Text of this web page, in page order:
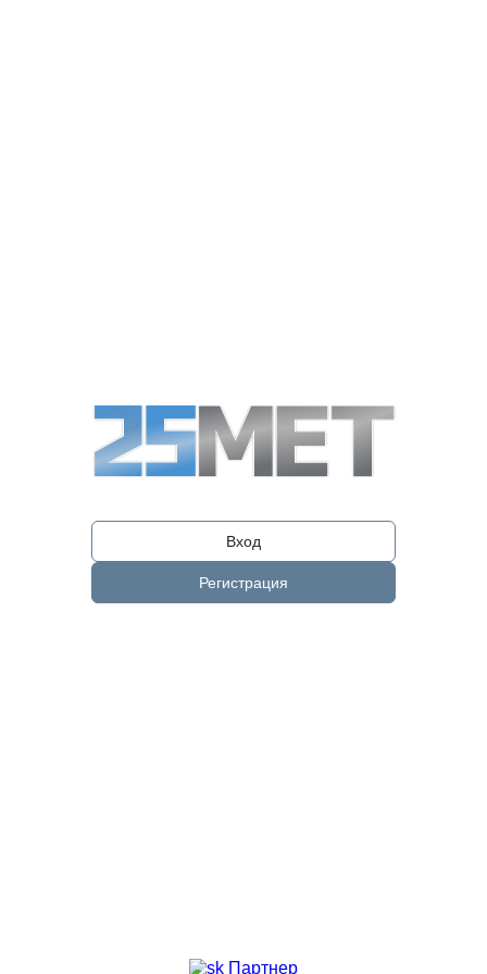
Вход
Регистрация